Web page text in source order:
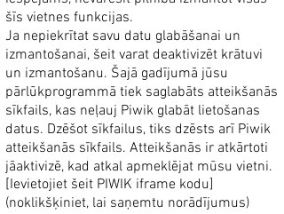
šīs vietnes funkcijas.
Ja nepiekrītat savu datu glabāšanai un
izmantošanai, šeit varat deaktivizēt krātuvi
un izmantošanu. Šajā gadījumā jūsu
pārlūkprogrammā tiek saglabāts atteikšanās
sīkfails, kas neļauj Piwik glabāt lietošanas
datus. Dzēšot sīkfailus, tiks dzēsts arī Piwik
atteikšanās sīkfails. Atteikšanās ir atkārtoti
jāaktivizē, kad atkal apmeklējat mūsu vietni.
[Ievietojiet šeit PIWIK iframe kodu]
(noklikšķiniet, lai saņemtu norādījumus)